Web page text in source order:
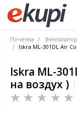
Почетна
Iskra ML-301DL Air
Iskra ML-
на воздух )